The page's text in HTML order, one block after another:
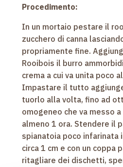
Procedimento:
In un mortaio pestare il
zucchero di canna
propriamente fine.
Rooibois il burro
crema a cui va unita poco
Impastare il tutto
tuorlo alla volta, fino ad
omogeneo che va messo
almeno 1 ora. Stendere il
spianatoia poco infarinata
circa 1 cm e con un coppa
ritagliare dei dischetti,